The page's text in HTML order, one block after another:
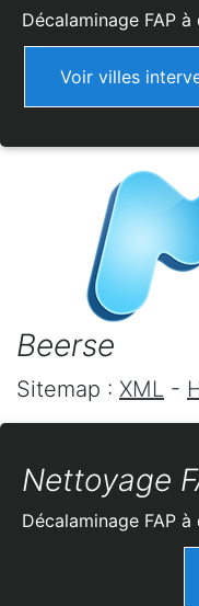
Décalaminage FAP
Voir villes
Beerse
Sitemap : XML -
Nettoyage
Décalaminage FAP